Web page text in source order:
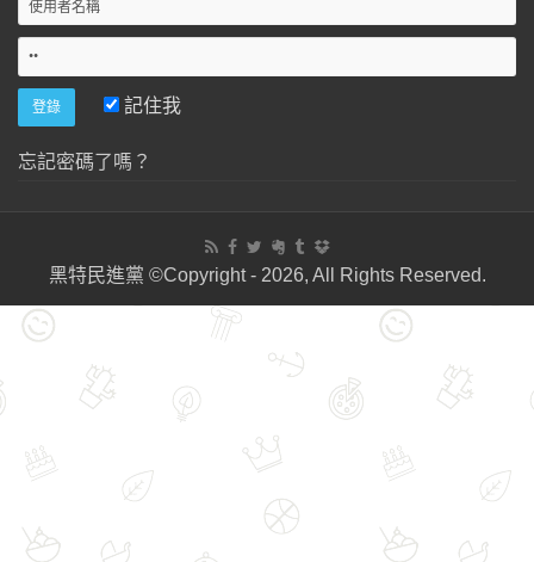
記住我
忘記密碼了嗎？
黑特民進黨 ©Copyright - 2026, All Rights Reserved.